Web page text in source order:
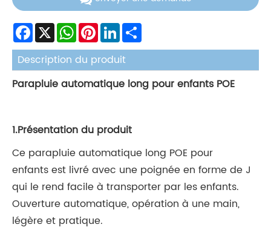
Facebook
X WhatsAppPinterestLinkedIn
Description du produit
Parapluie automatique long pour enfants POE
1.Présentation du produit
Ce parapluie automatique long POE pour
enfants est livré avec une poignée en forme de J
qui le rend facile à transporter par les enfants.
Ouverture automatique, opération à une main,
légère et pratique.